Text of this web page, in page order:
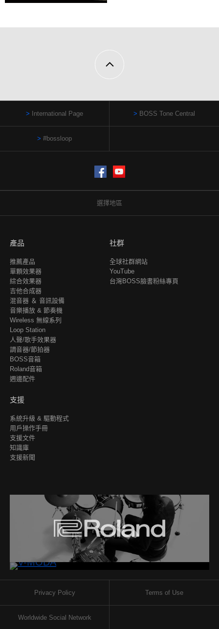
International Page BOSS Tone Central
#bossloop
FacebookYouTube
選擇地區
產品
推薦產品
單顆效果器
綜合效果器
吉他合成器
混音器 ＆ 音訊設備
音樂播放 & 節奏機
Wireless 無線系列
Loop Station
人聲/歌手效果器
調音器/節拍器
BOSS音箱
Roland音箱
週邊配件
社群
全球社群網站
YouTube
台灣BOSS臉書粉絲專頁
支援
系統升級 & 驅動程式
用戶操作手冊
支援文件
知識庫
支援新聞
Privacy Policy Terms of Use
Worldwide Social Network